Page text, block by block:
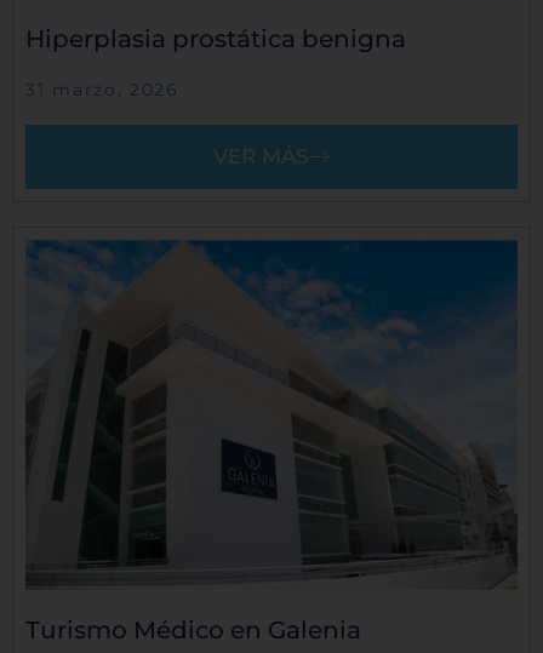
Hiperplasia prostática benigna
31 marzo, 2026
VER MÁS
Turismo Médico en Galenia